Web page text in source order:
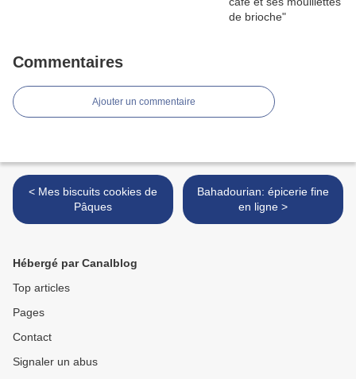
Commentaires
Ajouter un commentaire
< Mes biscuits cookies de
Pâques
Bahadourian: épicerie fine
en ligne >
Hébergé par Canalblog
Top articles
Pages
Contact
Signaler un abus